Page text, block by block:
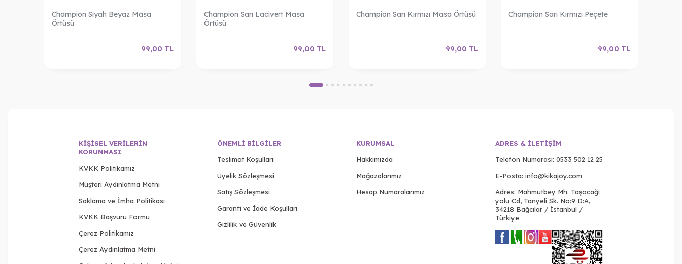
Champion Siyah Beyaz Masa
Örtüsü
99,00 TL
Champion Sarı Lacivert Masa
Örtüsü
99,00 TL
Champion Sarı Kırmızı Masa Örtüsü
99,00 TL
Champion Sarı Kırmızı Peçete
99,00 TL
KIŞISEL VERILERIN
KORUNMASI
KVKK Politikamız
Müşteri Aydınlatma Metni
Saklama ve İmha Politikası
KVKK Başvuru Formu
Çerez Politikamız
Çerez Aydınlatma Metni
ÖNEMLI BILGILER
Teslimat Koşulları
Üyelik Sözleşmesi
Satış Sözleşmesi
Garanti ve İade Koşulları
Gizlilik ve Güvenlik
KURUMSAL
Hakkımızda
Mağazalarımız
Hesap Numaralarımız
ADRES & İLETIŞIM
Telefon Numarası: 0533 502 12 25
E-Posta: info@kikajoy.com
Adres: Mahmutbey Mh. Taşocağı
yolu Cd, Tanyeli Sk. No:9 D:A,
34218 Bağcılar / İstanbul /
Türkiye